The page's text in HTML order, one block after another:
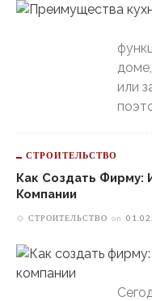
или
СТРОИТЕЛЬСТВО
Как Создать Фирму:
Компании
СТРОИТЕЛЬСТВО on